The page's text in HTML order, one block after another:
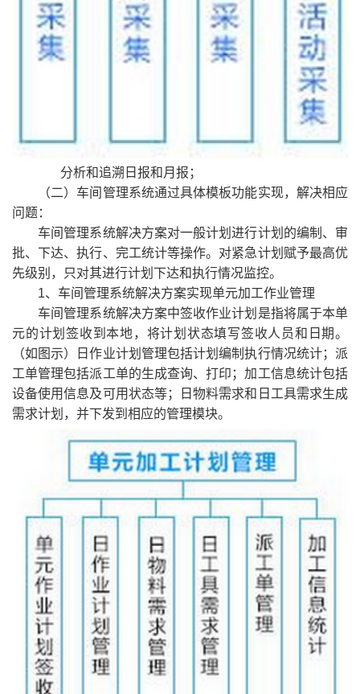
分析和追溯日报和月报；
（二）车间管理系统通过具体模板功能实现，解决相应
问题：
车间管理系统解决方案对一般计划进行计划的编制、审
批、下达、执行、完工统计等操作。对紧急计划赋予最高优
先级别，只对其进行计划下达和执行情况监控。
1、车间管理系统解决方案实现单元加工作业管理
车间管理系统解决方案中签收作业计划是指将属于本单
元的计划签收到本地，将计划状态填写签收人员和日期。
（如图示）日作业计划管理包括计划编制执行情况统计；派
工单管理包括派工单的生成查询、打印；加工信息统计包括
设备使用信息及可用状态等；日物料需求和日工具需求生成
需求计划，并下发到相应的管理模块。